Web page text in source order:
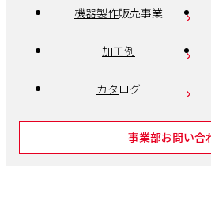
機器製作販売事業
加工例
カタ ログ
事業部お問い合